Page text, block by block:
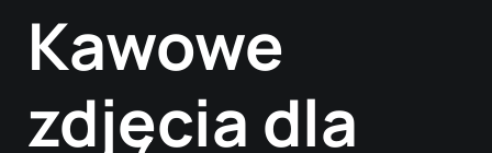
Kawowe
zdjęcia dla